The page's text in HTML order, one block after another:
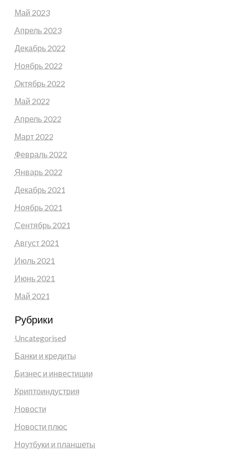
Май 2023
Апрель 2023
Декабрь 2022
Ноябрь 2022
Октябрь 2022
Май 2022
Апрель 2022
Март 2022
Февраль 2022
Январь 2022
Декабрь 2021
Ноябрь 2021
Сентябрь 2021
Август 2021
Июль 2021
Июнь 2021
Май 2021
Рубрики
Uncategorised
Банки и кредиты
Бизнес и инвестиции
Криптоиндустрия
Новости
Новости плюс
Ноутбуки и планшеты